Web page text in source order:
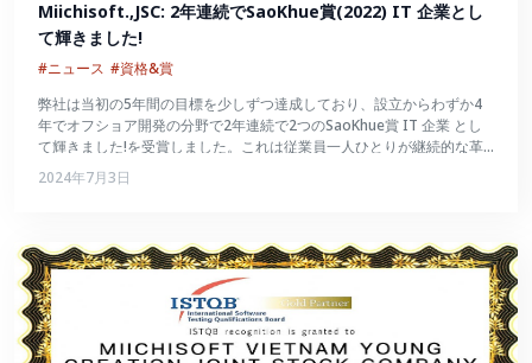
Miichisoft.,JSC: 2年連続でSaoKhue賞(2022) IT 企業とし
て輝きました!
#ニュース #資格&賞
弊社は当初の5年間の目標を少しずつ達成しており、設立からわずか4
年でオフショア開発の分野で2年連続で2つのSaoKhue賞 IT 企業 とし
て輝きました!を受賞しました。これは従業員一人ひとりが継続的な革
新を続け、数々の試練を切り抜けて大きく成長したことの証でもあるで
しょう。
2024年7月3日